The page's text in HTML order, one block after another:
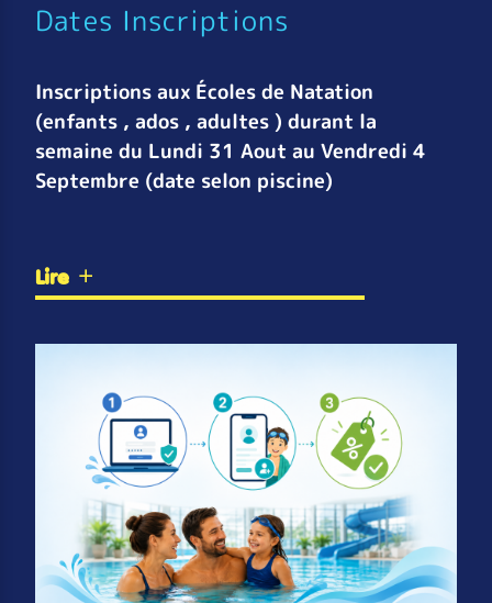
Dates Inscriptions
Inscriptions aux Écoles de Natation
(enfants , ados , adultes ) durant la
semaine du Lundi 31 Aout au Vendredi 4
Septembre (date selon piscine)
Lire